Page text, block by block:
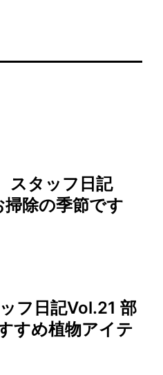
スタッフ日記
除の季節です
フ日記Vol.21 部
すめ植物アイテ